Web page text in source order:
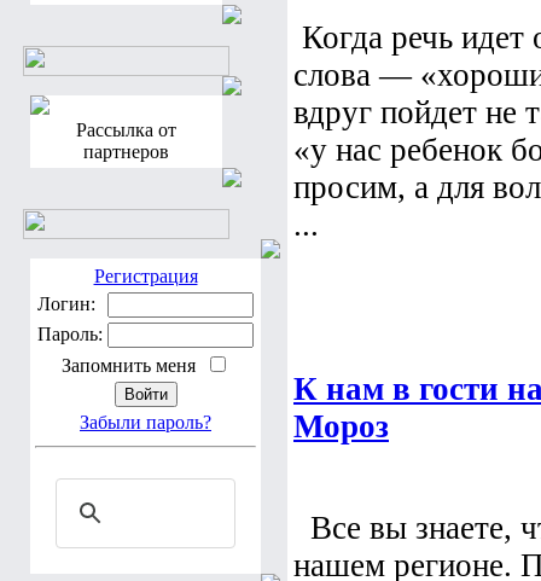
Рассылка от
партнеров
Регистрация
Логин:
Пароль:
Запомнить меня
Забыли пароль?
Когда речь идет
слова —
вдруг пойдет не
«у нас ребенок
просим, а для
...
К нам в гости
Мороз
Все вы знаете,
нашем регионе.